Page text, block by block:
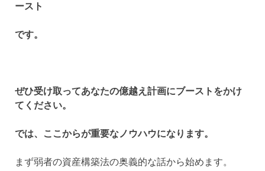
ースト
です。
ぜひ受け取ってあなたの億越え計画にブーストをかけ
てください。
では、ここからが重要なノウハウになります。
まず弱者の資産構築法の奥義的な話から始めます。